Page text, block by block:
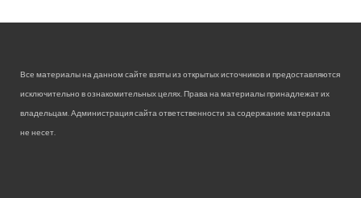
Все материалы на данном сайте взяты из открытых источников и предоставляются
исключительно в ознакомительных целях. Права на материалы принадлежат их
владельцам. Администрация сайта ответственности за содержание материала
не несет.